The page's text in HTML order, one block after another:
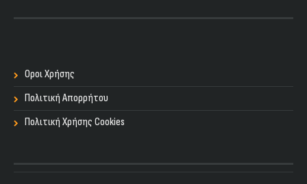
Οροι Χρήσης
Πολιτική Απορρήτου
Πολιτική Χρήσης Cookies